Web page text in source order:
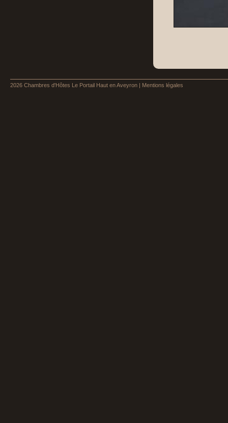
2026 Chambres d'Hôtes Le Portail Haut en Aveyron | Mentions légales